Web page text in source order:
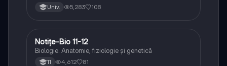
Univ. 5,283 108
Biologie
Notițe-Bio 11-12
Biologie. Anatomie, fiziologie și genetică
11 4,612 81